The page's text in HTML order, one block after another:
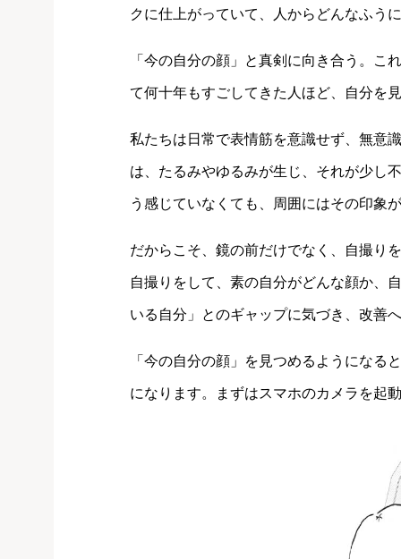
クに仕上がっていて、人からどんなふう
「今の自分の顔」と真剣に向き合う。こ
て何十年もすごしてきた人ほど、自分を
私たちは日常で表情筋を意識せず、無意
は、たるみやゆるみが生じ、それが少し
う感じていなくても、周囲にはその印象
だからこそ、鏡の前だけでなく、自撮り
自撮りをして、素の自分がどんな顔か、
いる自分」とのギャップに気づき、改善
「今の自分の顔」を見つめるようになる
になります。まずはスマホのカメラを起